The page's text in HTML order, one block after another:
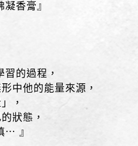
香膏』
的過程，
中他的能量來源，
，
狀態，
⋯ 』